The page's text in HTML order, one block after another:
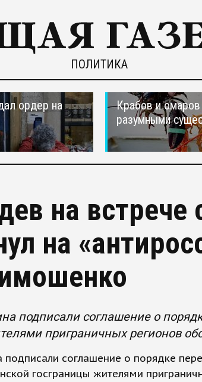
ПОЛИТИКА
ордер на
Крабов и омаров
разумными
на встрече
на
подписали соглашение о
приграничных регионов
подписали соглашение о порядке
госграницы жителями